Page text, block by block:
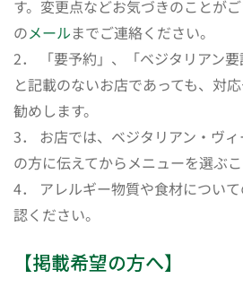
す。変更点などお気づきのことが
のメールまでご連絡ください。
2． 「要予約」、「ベジタリアン要
と記載のないお店であっても、対
勧めします。
3． お店では、ベジタリアン・ヴ
の方に伝えてからメニューを選ぶこ
4． アレルギー物質や食材につい
認ください。
【掲載希望の方へ】